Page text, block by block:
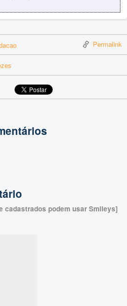
Permalink
cadastrados podem usar Smileys]